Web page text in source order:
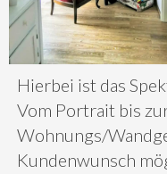
Hierbei ist das
Vom Portrait bis
Wohnungs/
Kundenwunsch